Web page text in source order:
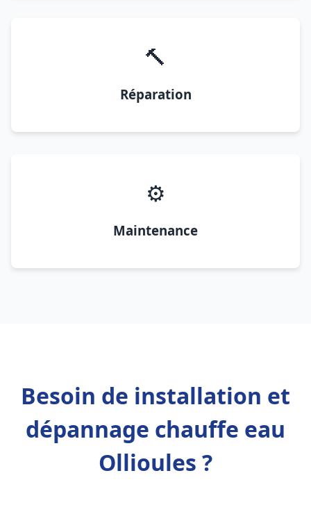
🔨
Réparation
⚙️
Maintenance
Besoin de installation et
dépannage chauffe eau
Ollioules ?